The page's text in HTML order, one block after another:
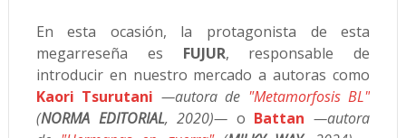
En esta ocasión, la protagonista de esta
megarreseña es FUJUR, responsable de
introducir en nuestro mercado a autoras como
Kaori Tsurutani —autora de "Metamorfosis BL"
(NORMA EDITORIAL, 2020)— o Battan —autora